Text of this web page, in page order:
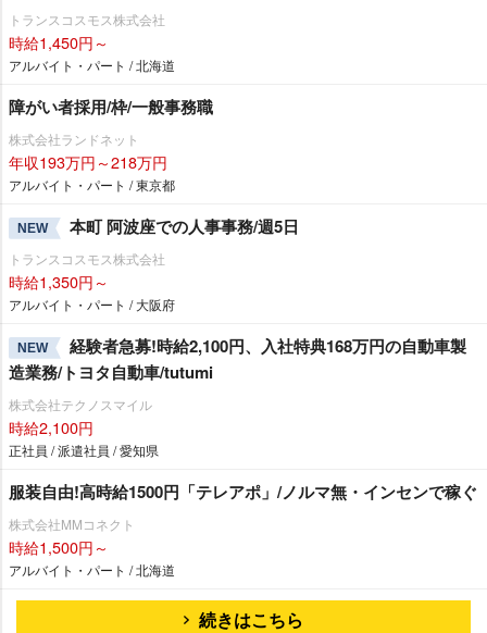
トランスコスモス株式会社
時給1,450円～
アルバイト・パート / 北海道
障がい者採用/枠/一般事務職
株式会社ランドネット
年収193万円～218万円
アルバイト・パート / 東京都
NEW 本町 阿波座での人事事務/週5日
トランスコスモス株式会社
時給1,350円～
アルバイト・パート / 大阪府
NEW
経験者急募!時給2,100円、入社特典168万円の自動車製
造業務/トヨタ自動車/tutumi
株式会社テクノスマイル
時給2,100円
正社員 / 派遣社員 / 愛知県
服装自由!高時給1500円「テレアポ」/ノルマ無・インセンで稼ぐ
株式会社MMコネクト
時給1,500円～
アルバイト・パート / 北海道
続きはこちら